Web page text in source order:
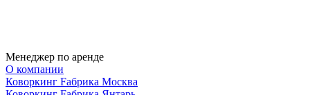
Менеджер по аренде
О компании
Коворкинг Fабрика Москва